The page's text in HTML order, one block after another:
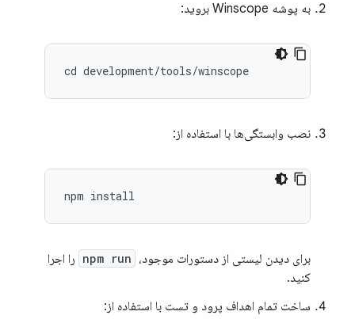
به پوشه Winscope بروید:
cd development/tools/winscope
نصب وابستگی‌ها با استفاده از:
برای دیدن لیستی از دستورات موجود، npm run را اجرا
کنید.
ساخت تمام اهداف پرود و تست با استفاده از: